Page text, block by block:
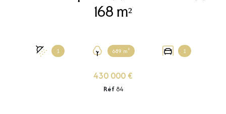
168 m²
1 689 m² 1
430 000 €
Réf 84